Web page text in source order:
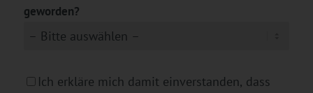
geworden?
Ich erkläre mich damit einverstanden, dass